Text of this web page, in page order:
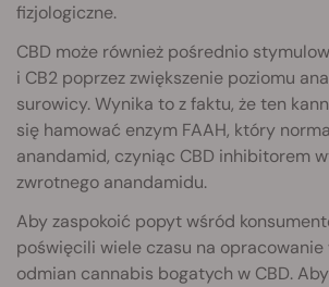
fizjologiczne.
CBD może również pośrednio
i CB2 poprzez zwiększenie poziomu
surowicy. Wynika to z faktu, że ten
się hamować enzym FAAH, który
anandamid, czyniąc CBD inhibitorem
zwrotnego anandamidu.
Aby zaspokoić popyt wśród
poświęcili wiele czasu na
odmian cannabis bogatych w CBD.